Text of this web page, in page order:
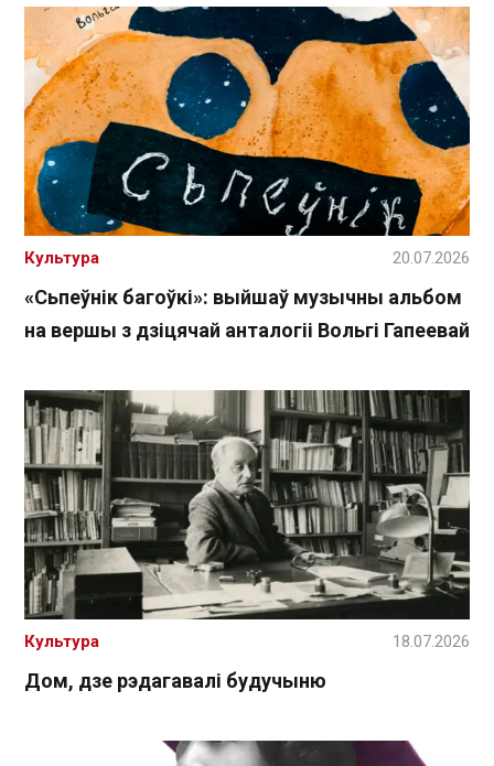
«Сьпеўнік багоўкі»: выйшаў музычны альбом
на вершы з дзіцячай анталогіі Вольгі Гапеевай
Культура 20.07.2026
Дом, дзе рэдагавалі будучыню
Культура 18.07.2026